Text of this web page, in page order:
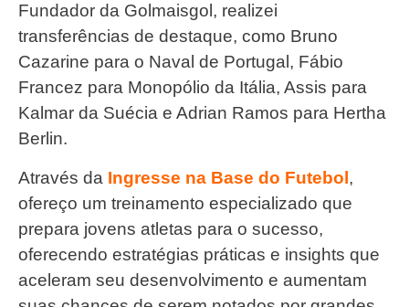
Fundador da Golmaisgol, realizei
transferências de destaque, como Bruno
Cazarine para o Naval de Portugal, Fábio
Francez para Monopólio da Itália, Assis para
Kalmar da Suécia e Adrian Ramos para Hertha
Berlin.
Através da Ingresse na Base do Futebol,
ofereço um treinamento especializado que
prepara jovens atletas para o sucesso,
oferecendo estratégias práticas e insights que
aceleram seu desenvolvimento e aumentam